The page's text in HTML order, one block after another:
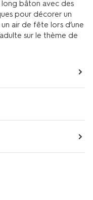
bâton avec des
pour décorer un
air de fête lors d’une
sur le thème de